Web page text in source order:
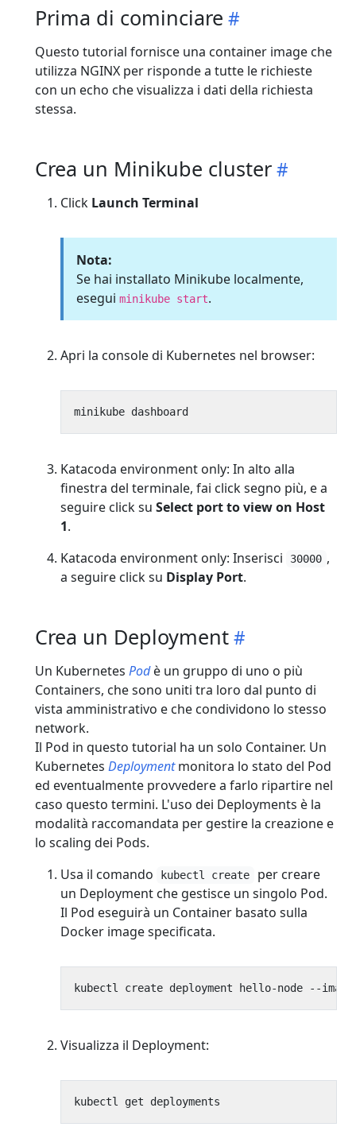
Prima di cominciare
Questo tutorial fornisce una container image che
utilizza NGINX per risponde a tutte le richieste
con un echo che visualizza i dati della richiesta
stessa.
Crea un Minikube cluster
Click Launch Terminal
Nota:
Se hai installato Minikube localmente,
esegui minikube start.
Apri la console di Kubernetes nel browser:
Katacoda environment only: In alto alla
finestra del terminale, fai click segno più, e a
seguire click su Select port to view on Host
1.
Katacoda environment only: Inserisci
30000 ,
a seguire click su Display Port.
Crea un Deployment
Un Kubernetes Podè un gruppo di uno o più
Containers, che sono uniti tra loro dal punto di
vista amministrativo e che condividono lo stesso
network.
Il Pod in questo tutorial ha un solo Container. Un
Kubernetes Deploymentmonitora lo stato del Pod
ed eventualmente provvedere a farlo ripartire nel
caso questo termini. L'uso dei Deployments è la
modalità raccomandata per gestire la creazione e
lo scaling dei Pods.
Usa il comando
kubectl create
per creare
un Deployment che gestisce un singolo Pod.
Il Pod eseguirà un Container basato sulla
Docker image specificata.
kubectl create deployment hello-node --image
Visualizza il Deployment: